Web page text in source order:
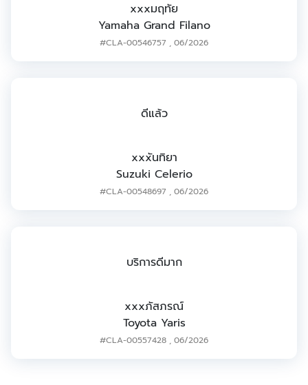
xxxมฤทัย
Yamaha Grand Filano
#CLA-00546757 , 06/2026
ดีแล้ว
xxxันทิยา
Suzuki Celerio
#CLA-00548697 , 06/2026
บริการดีมาก
xxxภัสภรณ์
Toyota Yaris
#CLA-00557428 , 06/2026